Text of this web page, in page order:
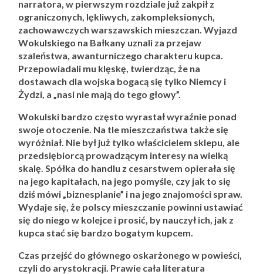
narratora, w pierwszym rozdziale już zakpił z
ograniczonych, lękliwych, zakompleksionych,
zachowawczych warszawskich mieszczan. Wyjazd
Wokulskiego na Bałkany uznali za przejaw
szaleństwa, awanturniczego charakteru kupca.
Przepowiadali mu klęskę, twierdząc, że na
dostawach dla wojska bogacą się tylko Niemcy i
Żydzi, a „nasi nie mają do tego głowy”.
Wokulski bardzo często wyrastał wyraźnie ponad
swoje otoczenie. Na tle mieszczaństwa także się
wyróżniał. Nie był już tylko właścicielem sklepu, ale
przedsiębiorcą prowadzącym interesy na wielką
skalę. Spółka do handlu z cesarstwem opierała się
na jego kapitałach, na jego pomyśle, czy jak to się
dziś mówi „biznesplanie” i na jego znajomości spraw.
Wydaje się, że polscy mieszczanie powinni ustawiać
się do niego w kolejce i prosić, by nauczył ich, jak z
kupca stać się bardzo bogatym kupcem.
Czas przejść do głównego oskarżonego w powieści,
czyli do arystokracji. Prawie cała literatura